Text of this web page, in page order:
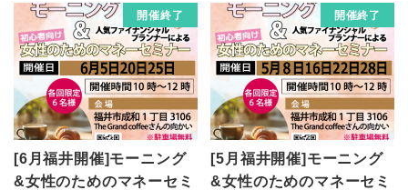
開催終了
[6月福井開催]モーニング
&女性のためのマネーセミ
開催終了
[5月福井開催]モーニング
&女性のためのマネーセミ